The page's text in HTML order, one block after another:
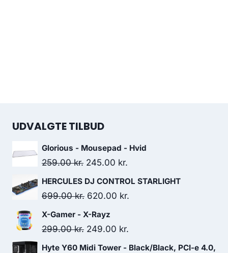
UDVALGTE TILBUD
Glorious - Mousepad - Hvid
259.00kr. Original
price
was:
245.00 kr.
price
HERCULES DJ CONTROL STARLIGHT
699.00kr. Original
price
was:
620.00 kr.
X-Gamer - X-Rayz
299.00kr. Original
price
249.00 kr.
price
Hyte Y60 Midi Tower - Black/Black, PCI-e 4.0,